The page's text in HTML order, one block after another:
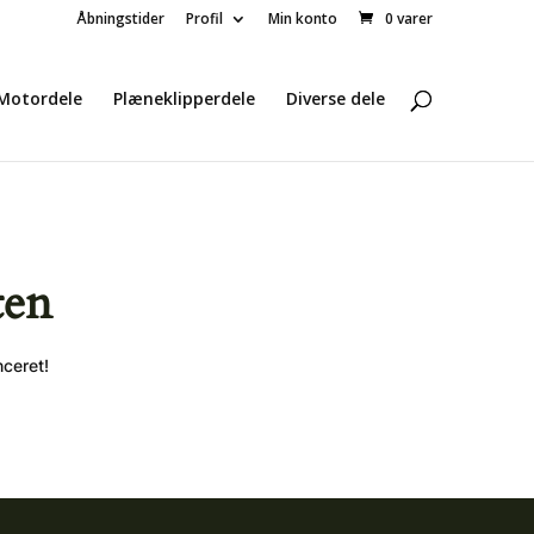
Åbningstider Profil Min konto 0 varer
Plæneklipperdele Diverse dele